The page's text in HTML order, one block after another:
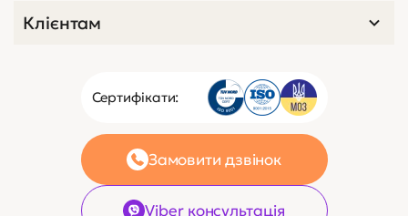
Сертифікати:
Замовити дзвінок
Viber консультація
Клієнтам